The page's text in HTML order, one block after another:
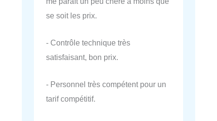
se soit les prix.
- Contrôle technique très
satisfaisant, bon prix.
- Personnel très compétent pour un
tarif compétitif.